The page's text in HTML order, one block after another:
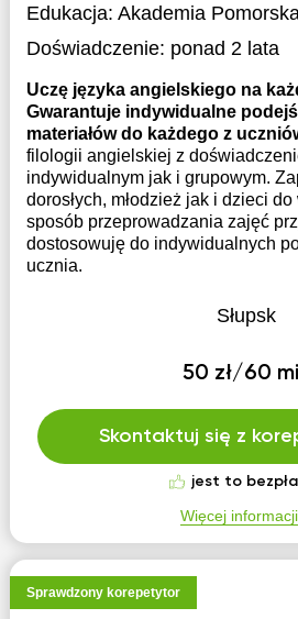
Edukacja: Akademia
Doświadczenie: ponad 2 lata
Uczę języka angielskiego na
Gwarantuje indywidualne
materiałów do każdego z
filologii angielskiej z
indywidualnym jak i grupowym.
dorosłych, młodzież jak i dzieci do
sposób przeprowadzania zajęć
dostosowuję do indywidualnych
ucznia.
Słupsk
50 zł/60
Skontaktuj się z
jest to
Więcej informacji
Sprawdzony korepetytor